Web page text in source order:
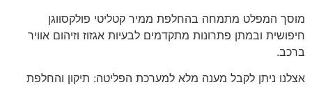
מוסך המפלט מתמחה בהחלפת ממיר קטליטי פולקסווגן
חיפושית ובמתן פתרונות מתקדמים לבעיות אגזוז וזיהום אוויר
ברכב.
אצלנו ניתן לקבל מענה מלא למערכת הפליטה: תיקון והחלפת